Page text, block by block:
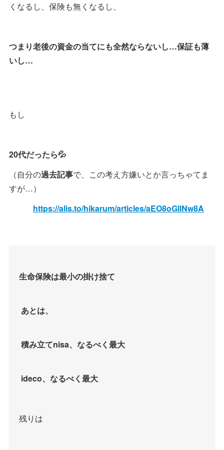
くなるし、保険も無くなるし、
つまり老後の資金の当てにも全然ならないし…保証も薄
いし…
もし
20代だったら💦
（自分の過去記事で、この考え方嫌いとか言っちゃてま
すが…）
https://alis.to/hikarum/articles/aEO8oGllNw8A
生命保険は最小の掛け捨て
あとは、
積み立てnisa、なるべく最大
ideco、なるべく最大
残りは